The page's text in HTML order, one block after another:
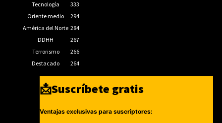
Tecnología
333
Oriente medio
294
América del Norte 284
DDHH
267
Terrorismo
266
Destacado
264
📩Suscríbete gratis
Ventajas exclusivas para suscriptores: